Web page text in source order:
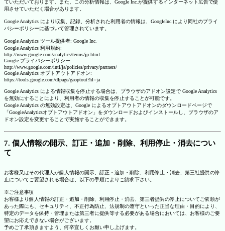
ていただいております。また、この分析情報は、Google Inc.が提供するインターネット広告で使
用させていただく場合があります。
Google Analytics により収集、記録、分析された利用者の情報は、GoogleInc.により同社のプライ
バシーポリシーに基づいて管理されています。
Google Analytics ツール提供者: Google Inc.
Google Analytics 利用規約:
http://www.google.com/analytics/terms/jp.html
Google プライバシーポリシー:
http://www.google.com/intl/ja/policies/privacy/partners/
Google Analytics オプトアウトアドオン:
https://tools.google.com/dlpage/gaoptout?hl=ja
Google Analytics による情報収集を停止する場合は、ブラウザのアドオン設定で Google Analytics
を無効にすることにより、利用者の情報の収集を停止することが可能です。
Google Analytics の無効設定は、Google によるオプトアウトアドオンのダウンロードページで
「GoogleAnalyticsオプトアウトアドオン」をダウンロードおよびインストールし、ブラウザのア
ドオン設定を変更することで実施することができます。
7. 個人情報の開示、訂正・追加・削除、利用停止・消去につい
て
お客様又はその代理人が個人情報の開示、訂正・追加・削除、利用停止・消去、第三社提供の停
止についてご要望される場合は、以下の手順によりご請求下さい。
※ご注意事項
お客様より個人情報の訂正・追加・削除、利用停止・消去、第三者提供の停止についてご依頼が
あった際にも、セキュリティ、不正行為防止、法規制の遵守といった正当な理由・目的により、
特定のデータを保持・管理または第三者に提供等する必要がある場合においては、お客様のご要
望にお応えできない場合がございます。
予めご了承頂きますよう、何卒宜しくお願い申し上げます。